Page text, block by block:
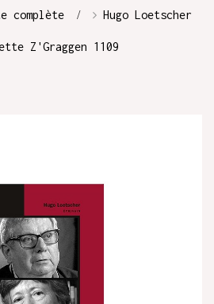
complète Hugo Loetscher
Z'Graggen 1109